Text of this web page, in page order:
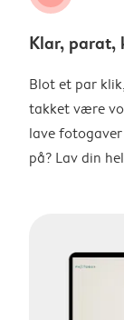
Klar, parat,
Blot et par
takket være
lave
på? Lav din